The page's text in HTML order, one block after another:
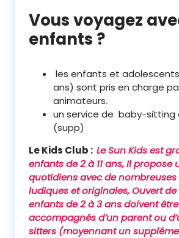
Vous voyagez
enfants ?
les enfants et adolescents
ans) sont pris en charge
animateurs.
un service de baby-sitting
(supp)
Le Kids Club : LeSun Kidsest
enfants de 2 à 11 ans, Il
quotidiens avec de
ludiques et originales, Ouvert de
enfants de 2 à 3 ans doivent être
accompagnés d’un parent ou
sitters (moyennant un